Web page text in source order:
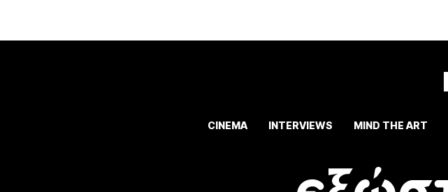
CINEMA INTERVIEWS MIND THE ART